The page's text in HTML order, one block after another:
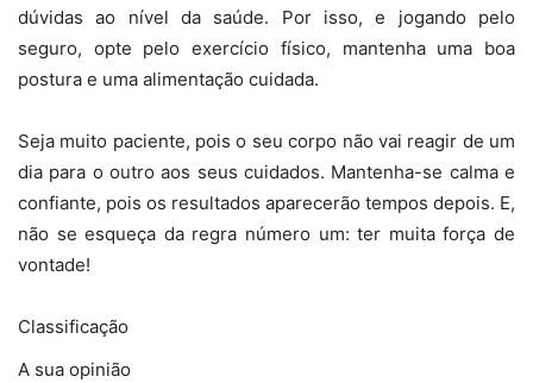
dúvidas ao nível da saúde. Por isso, e jogando pelo
seguro, opte pelo exercício físico, mantenha uma boa
postura e uma alimentação cuidada.
Seja muito paciente, pois o seu corpo não vai reagir de um
dia para o outro aos seus cuidados. Mantenha-se calma e
confiante, pois os resultados aparecerão tempos depois. E,
não se esqueça da regra número um: ter muita força de
vontade!
Classificação
A sua opinião